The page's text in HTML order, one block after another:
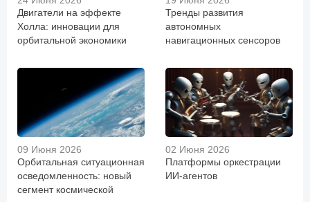
Двигатели на эффекте
Холла: инновации для
орбитальной экономики
Тренды развития
автономных
навигационных сенсоров
09 Июня 2026
Орбитальная ситуационная
осведомленность: новый
сегмент космической
02 Июня 2026
Платформы оркестрации
ИИ-агентов